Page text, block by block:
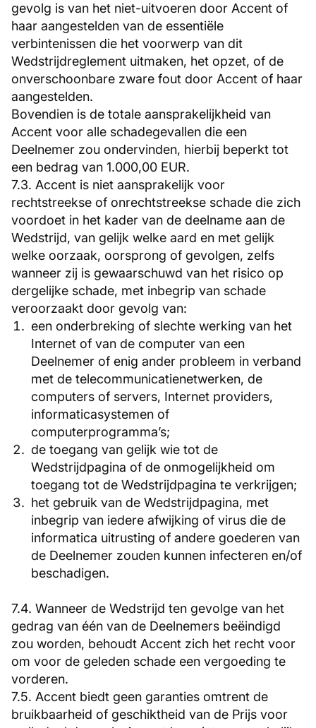
gevolg is van het niet-uitvoeren door Accent of
haar aangestelden van de essentiële
verbintenissen die het voorwerp van dit
Wedstrijdreglement uitmaken, het opzet, of de
onverschoonbare zware fout door Accent of haar
aangestelden.
Bovendien is de totale aansprakelijkheid van
Accent voor alle schadegevallen die een
Deelnemer zou ondervinden, hierbij beperkt tot
een bedrag van 1.000,00 EUR.
7.3. Accent is niet aansprakelijk voor
rechtstreekse of onrechtstreekse schade die zich
voordoet in het kader van de deelname aan de
Wedstrijd, van gelijk welke aard en met gelijk
welke oorzaak, oorsprong of gevolgen, zelfs
wanneer zij is gewaarschuwd van het risico op
dergelijke schade, met inbegrip van schade
veroorzaakt door gevolg van:
een onderbreking of slechte werking van het
Internet of van de computer van een
Deelnemer of enig ander probleem in verband
met de telecommunicatienetwerken, de
computers of servers, Internet providers,
informaticasystemen of
computerprogramma’s;
de toegang van gelijk wie tot de
Wedstrijdpagina of de onmogelijkheid om
toegang tot de Wedstrijdpagina te verkrijgen;
het gebruik van de Wedstrijdpagina, met
inbegrip van iedere afwijking of virus die de
informatica uitrusting of andere goederen van
de Deelnemer zouden kunnen infecteren en/of
beschadigen.
7.4. Wanneer de Wedstrijd ten gevolge van het
gedrag van één van de Deelnemers beëindigd
zou worden, behoudt Accent zich het recht voor
om voor de geleden schade een vergoeding te
vorderen.
7.5. Accent biedt geen garanties omtrent de
bruikbaarheid of geschiktheid van de Prijs voor